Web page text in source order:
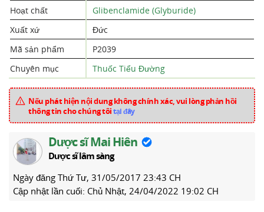
Hoạt chất
Glibenclamide (Glyburide)
Xuất xứ
Đức
Mã sản phẩm
P2039
Chuyên mục
Thuốc Tiểu Đường
Nếu phát hiện nội dung không chính xác, vui lòng phản hồi
thông tin cho chúng tôitại đây
Dược sĩ Mai Hiên
Dược sĩ lâm sàng
Ngày đăng Thứ Tư, 31/05/2017 23:43 CH
Cập nhật lần cuối: Chủ Nhật, 24/04/2022 19:02 CH